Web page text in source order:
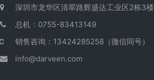
深圳市龙华区清翠路辉盛达工业区2栋3楼
总机：0755-83413149
销售咨询：13424285258（微信同号）
info@darveen.com